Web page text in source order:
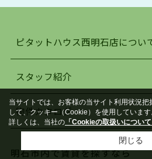
明石駅・西明石駅を中心に、
でお部屋探している方は、ぜ
お探しになってください。弊
均年齢も若く、お客様の事を
着の物件の情報をリサーチし
を行っており地域最大級の情
ります。店頭で限られた物件
の不動産のスタイルではなく
自身でインターネットを利用
ピタットハウス西明石店につい
スタッフ紹介
物件カタログ
明石市内で賃貸を探すなら
当サイトでは、お客様の当サイト利用状況把
して、クッキー（Cookie）を使用しています
詳しくは、当社の 「Cookieの取扱いについて
閉じる